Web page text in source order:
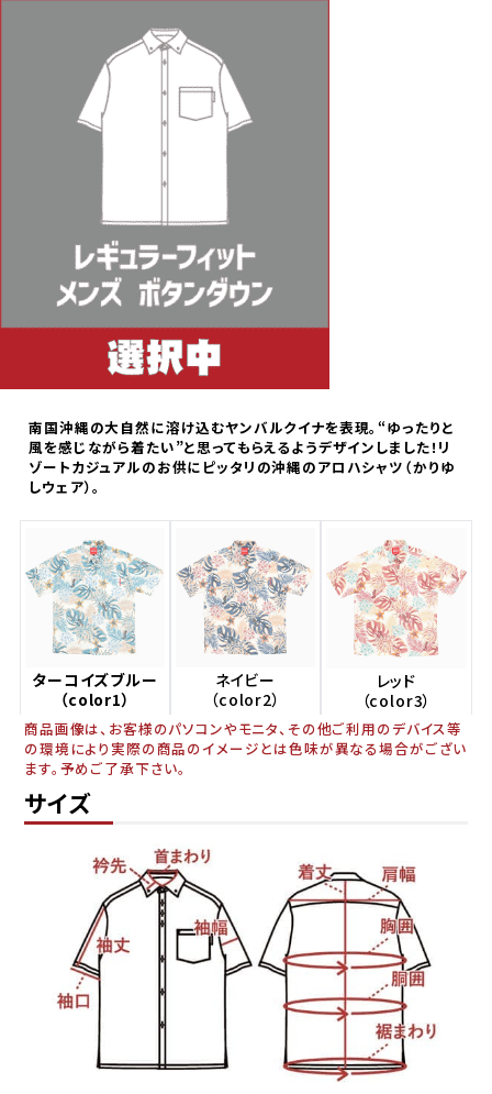
交換にかかる往復送料につきましては、お客
様ご負担にてお願いしております。
送料はどのくらいかかりますか？
ネコポスをご利用の場合は全国一律385円
（税込）です。
宅配便は838円（税込）、沖縄県内は471円
（税込）となります。
また、16,500円（税込）以上のお買い上げで
送料無料です。
急いでいます。いつ発送されますか？
平日・土日祝ともに午前10時までのご注文で、
当日発送しております。
お届けの目安は、本州・九州・四国は発送日の
翌日、北海道は3日後、沖縄県内は翌日です。
※確約ではありません。一部地域や天候・交通
状況により、お届けが遅れる場合がございます。
南国沖縄の大自然に溶け込むヤンバルクイナを表現。“ゆったりと
風を感じながら着たい”と思ってもらえるようデザインしました！リ
ゾートカジュアルのお供にピッタリの沖縄のアロハシャツ（かりゆ
しウェア）。
ターコイズブルー
（color1）
ネイビー
（color2）
レッド
（color3）
商品画像は、お客様のパソコンやモニタ、その他ご利用のデバイス等
の環境により実際の商品のイメージとは色味が異なる場合がござい
ます。予めご了承下さい。
サイズ